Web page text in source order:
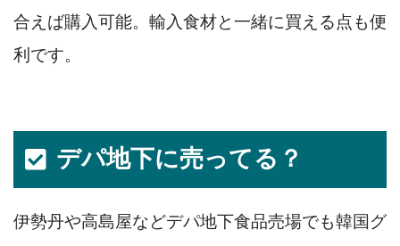
合えば購入可能。輸入食材と一緒に買える点も便
利です。
デパ地下に売ってる？
伊勢丹や高島屋などデパ地下食品売場でも韓国グ